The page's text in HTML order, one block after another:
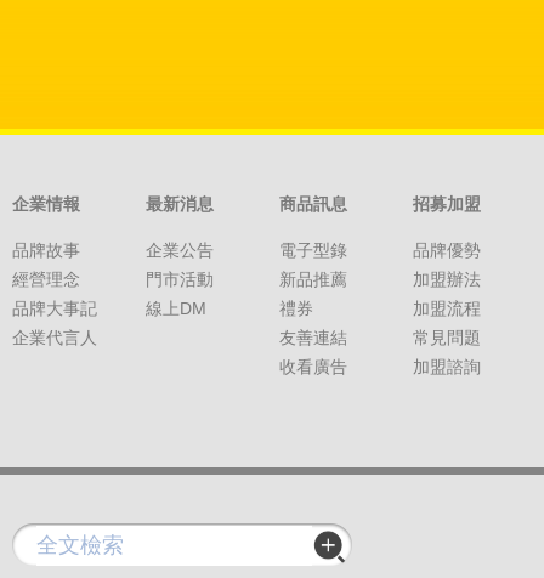
企業情報
品牌故事
經營理念
品牌大事記
企業代言人
最新消息
企業公告
門市活動
線上DM
商品訊息
電子型錄
新品推薦
禮券
友善連結
收看廣告
招募加盟
品牌優勢
加盟辦法
加盟流程
常見問題
加盟諮詢